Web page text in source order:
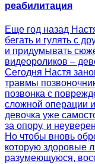
реабилитация
Еще год назад
бегать и гулять с
и придумывать
видеороликов –
Сегодня Настя
травмы
позвонка с
сложной операции
девочка уже
за опору, и
Но чтобы вновь
которую здоровые
разумеющуюся,